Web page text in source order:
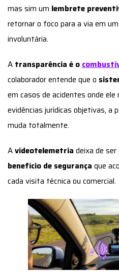
mas sim um lembrete
retornar o foco para a via em
involuntária.
A transparência é o
colaborador entende que o
em casos de acidentes onde
evidências jurídicas objetivas, a
muda totalmente.
Avideotelemetria deixa de
benefício de segurança que
cada visita técnica ou comercial.